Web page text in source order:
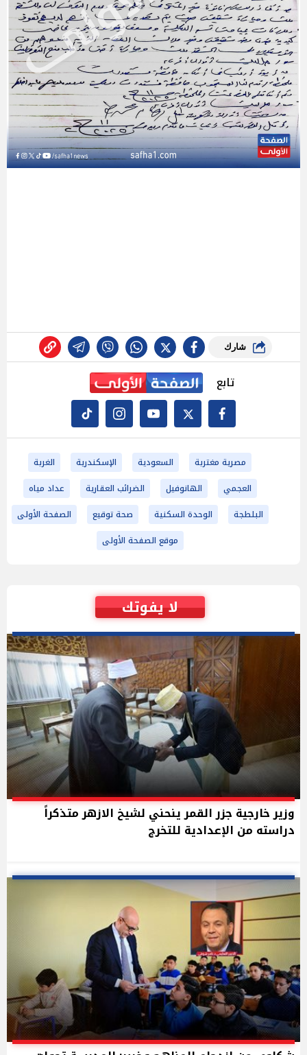
شارك
تابع
مصرية مغتربة السعودية الإسكندرية
الغربة
العجمي
الهانوفيل الضرائب العقارية
عداد مياه
البلطجة
الوحدة السكنية صحة توقيع
الصفحة الأولى
موقع الصفحة الأولى
لا يفوتك
وزير خارجية جزر القمر ينحني لشيخ الازهر متذكراً
دراسته من الإعدادية للتخرج